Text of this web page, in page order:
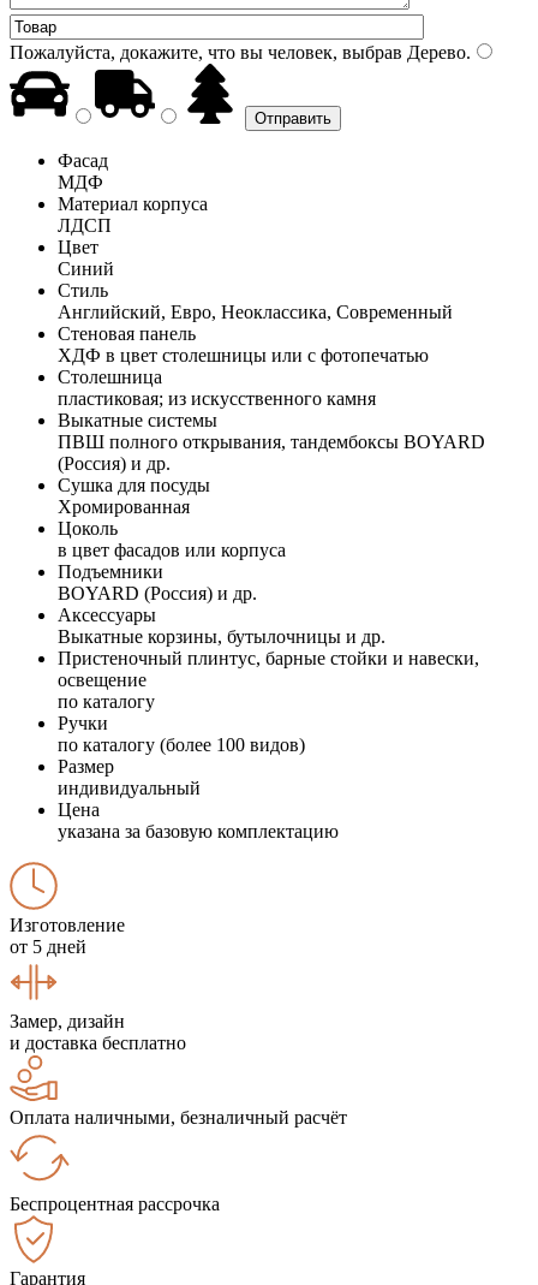
Пожалуйста, докажите, что вы человек, выбрав Дерево.
Фасад
МДФ
Материал корпуса
ЛДСП
Цвет
Синий
Стиль
Английский, Евро, Неоклассика, Современный
Стеновая панель
ХДФ в цвет столешницы или с фотопечатью
Столешница
пластиковая; из искусственного камня
Выкатные системы
ПВШ полного открывания, тандембоксы BOYARD
(Россия) и др.
Сушка для посуды
Хромированная
Цоколь
в цвет фасадов или корпуса
Подъемники
BOYARD (Россия) и др.
Аксессуары
Выкатные корзины, бутылочницы и др.
Пристеночный плинтус, барные стойки и навески,
освещение
по каталогу
Ручки
по каталогу (более 100 видов)
Размер
индивидуальный
Цена
указана за базовую комплектацию
Изготовление
от 5 дней
Замер, дизайн
и доставка бесплатно
Оплата наличными, безналичный расчёт
Беспроцентная рассрочка
Гарантия